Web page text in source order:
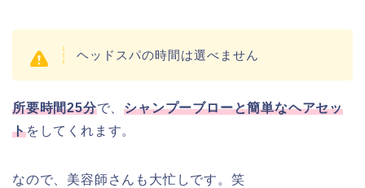
ヘッドスパの時間は選べません
所要時間25分で、シャンプーブローと簡単なヘアセッ
トをしてくれます。
なので、美容師さんも大忙しです。笑